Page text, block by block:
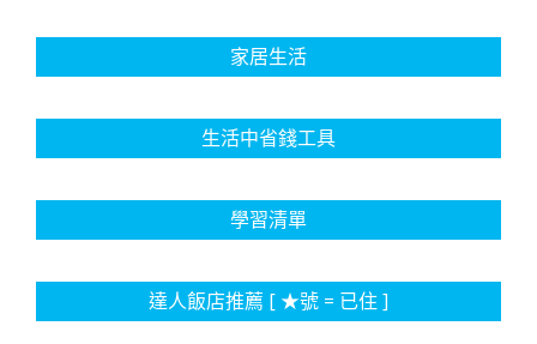
家居生活
生活中省錢工具
學習清單
達人飯店推薦 [ ★號 = 已住 ]